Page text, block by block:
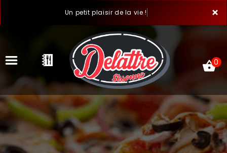
×
Un petit plaisir de la vie !
ACCUEIL
LA CARTE
0